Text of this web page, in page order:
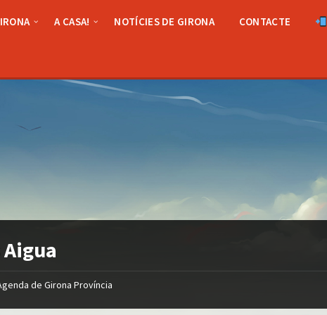
A CASA! NOTÍCIES DE GIRONA CONTACTE
de Girona Província